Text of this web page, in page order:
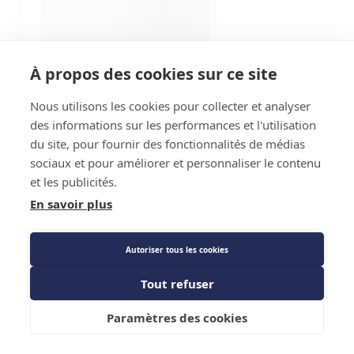
À propos des cookies sur ce site
Nous utilisons les cookies pour collecter et analyser
des informations sur les performances et l'utilisation
du site, pour fournir des fonctionnalités de médias
sociaux et pour améliorer et personnaliser le contenu
et les publicités.
En savoir plus
Autoriser tous les cookies
Tout refuser
Paramètres des cookies